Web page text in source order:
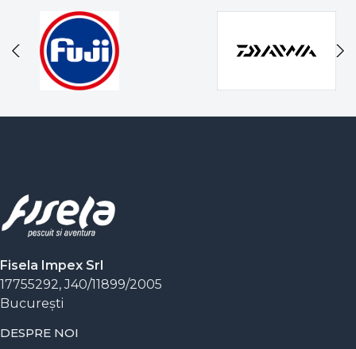
Fisela Impex Srl
17755292, J40/11899/2005
Bucureşti
DESPRE NOI